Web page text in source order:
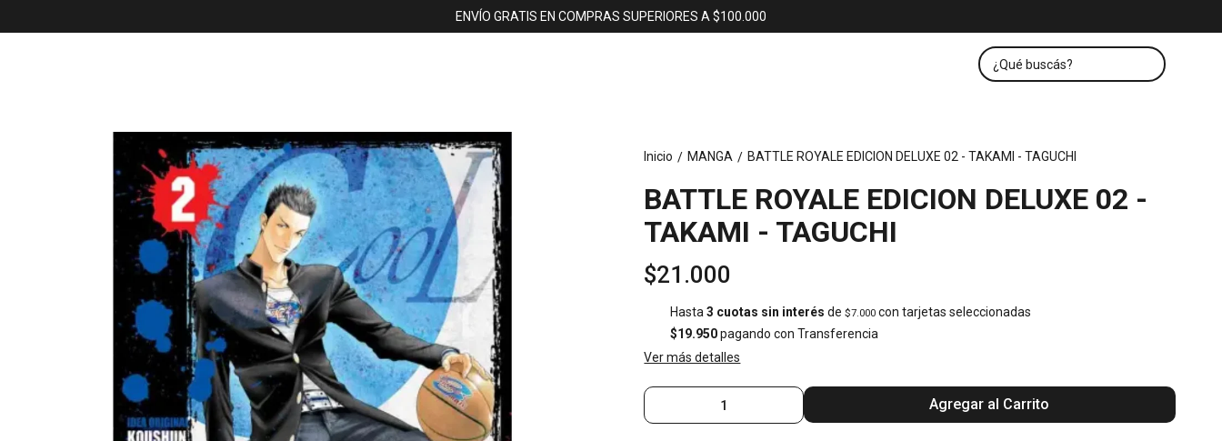
ENVÍO GRATIS EN COMPRAS SUPERIORES A $100.000
Inicio / MANGA / BATTLE ROYALE EDICION DELUXE 02 - TAKAMI - TAGUCHI
BATTLE ROYALE EDICION DELUXE 02 -
TAKAMI - TAGUCHI
$21.000
Hasta3 cuotas sin interés de$7.000 con tarjetas seleccionadas
$19.950pagando con Transferencia
Ver más detalles
Agregar al Carrito